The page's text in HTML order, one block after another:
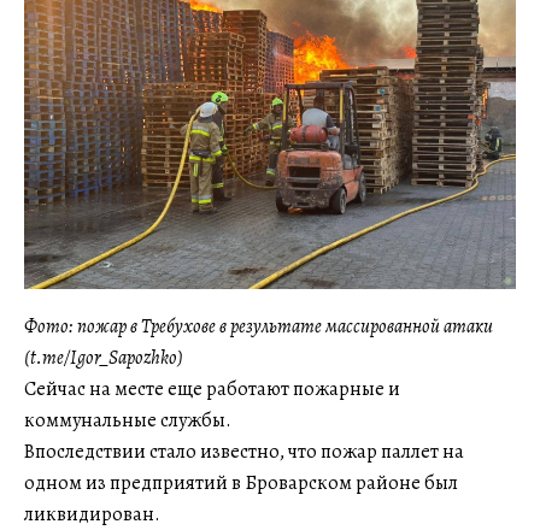
Фото: пожар в Требухове в результате массированной атаки
(t.me/Igor_Sapozhko)
Сейчас на месте еще работают пожарные и
коммунальные службы.
Впоследствии стало известно, что пожар паллет на
одном из предприятий в Броварском районе был
ликвидирован.